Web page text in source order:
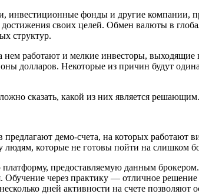
инвестиционные фонды и другие компании,
своих целей. Обмен валюты в
структур.
работают и мелкие инвесторы,
долларов. Некоторые из причин будут
сказать, какой из них является решающим.
демо-счета, на которых работают
людям, которые не готовы пойти на слишком
предоставляемую данным
Обучение через практику — отличное
дней активности на счете